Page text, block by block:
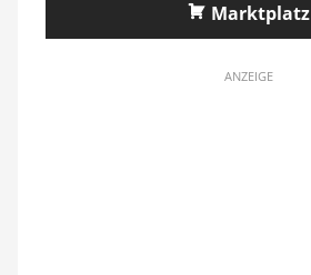
Marktplatz
ANZEIGE